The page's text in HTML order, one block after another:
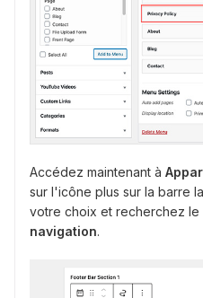
Accédez maintenant à
sur l'icône plus sur la barre
votre choix et recherchez le
navigation.